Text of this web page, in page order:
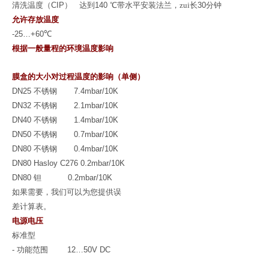
清洗温度（CIP ） 达到 140 ℃带水平安装法兰，zui长30分钟
允许存放温度
-25…+60℃
根据一般量程的环境温度影响
膜盒的大小对过程温度的影响（单侧）
DN25 不锈钢 7.4mbar/10K
DN32 不锈钢 2.1mbar/10K
DN40 不锈钢 1.4mbar/10K
DN50 不锈钢 0.7mbar/10K
DN80 不锈钢 0.4mbar/10K
DN80 Hasloy C276 0.2mbar/10K
DN80 钽 0.2mbar/10K
如果需要，我们可以为您提供误
差计算表。
电源电压
标准型
- 功能范围
12…50V DC